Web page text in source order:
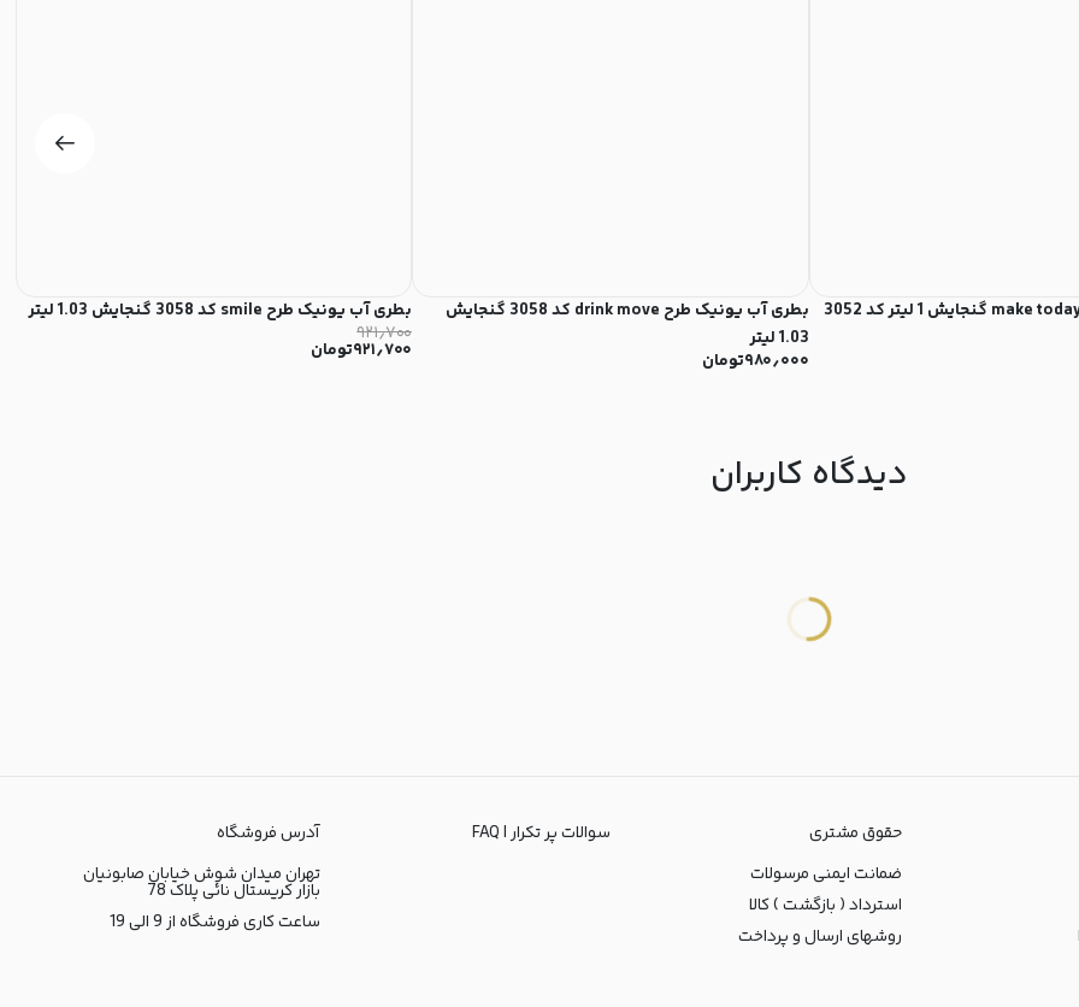
بطری آب یونیک طرح drink move کد 3058 گنجایش
1.03 لیتر
۹۸۰٫۰۰۰تومان
بطری آب یونیک طرح smile کد 3058 گنجایش 1.03 لیتر
۹۲۱٫۷۰۰
۹۲۱٫۷۰۰تومان
دیدگاه کاربران
حقوق مشتری
ضمانت ایمنی مرسولات
استرداد ( بازگشت ) کالا
روشهای ارسال و پرداخت
سوالات پر تکرار | FAQ
آدرس فروشگاه
تهران میدان شوش خیابان صابونیان
بازار کریستال نائی پلاک 78
ساعت کاری فروشگاه از 9 الی 19